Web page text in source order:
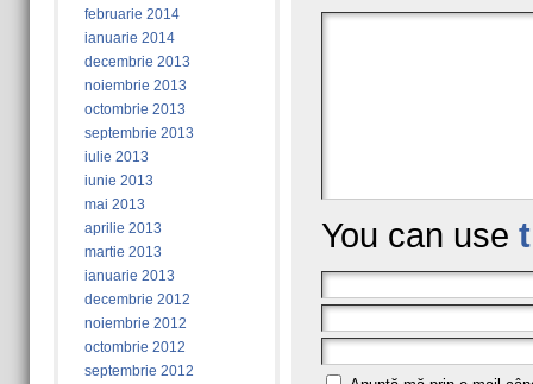
februarie 2014
ianuarie 2014
decembrie 2013
noiembrie 2013
octombrie 2013
septembrie 2013
iulie 2013
iunie 2013
mai 2013
aprilie 2013
martie 2013
ianuarie 2013
decembrie 2012
noiembrie 2012
octombrie 2012
septembrie 2012
You can use